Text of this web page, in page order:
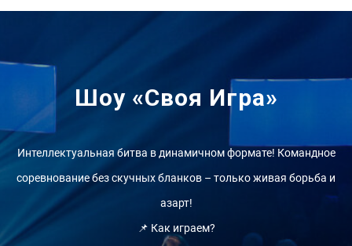
Шоу «Своя Игра»
Интеллектуальная битва в динамичном формате! Командное
соревнование без скучных бланков – только живая борьба и
азарт!
📌 Как играем?